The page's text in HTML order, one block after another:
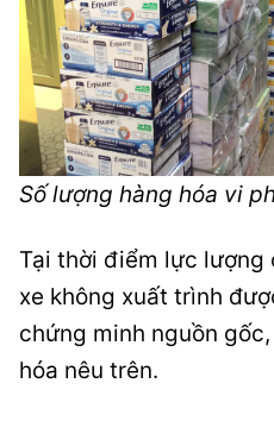
Số lượng hàng hóa vi
Tại thời điểm lực lượng
xe không xuất trình
chứng minh nguồn
hóa nêu trên.